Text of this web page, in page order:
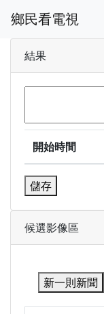
鄉民看電視
結果
開始時間
儲存
候選影像區
新一則新聞